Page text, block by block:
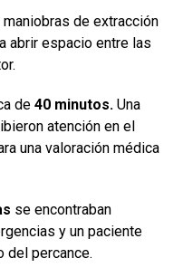
de extracción
abrir espacio entre las
de 40 minutos. Una
atención en el
una valoración médica
se encontraban
y un paciente
del percance.